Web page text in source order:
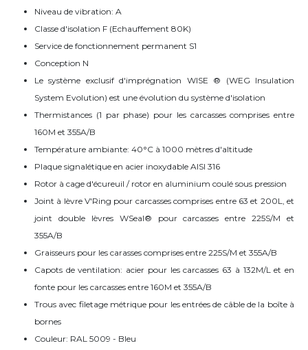
Niveau de vibration: A
Classe d'isolation F (Echauffement 80K)
Service de fonctionnement permanent S1
Conception N
Le système exclusif d'imprégnation WISE ® (WEG Insulation
System Evolution) est une évolution du système d'isolation
Thermistances (1 par phase) pour les carcasses comprises entre
160M et 355A/B
Température ambiante: 40°C à 1000 mètres d'altitude
Plaque signalétique en acier inoxydable AISI 316
Rotor à cage d'écureuil / rotor en aluminium coulé sous pression
Joint à lèvre V'Ring pour carcasses comprises entre 63 et 200L, et
joint double lèvres WSeal® pour carcasses entre 225S/M et
355A/B
Graisseurs pour les carasses comprises entre 225S/M et 355A/B
Capots de ventilation: acier pour les carcasses 63 à 132M/L et en
fonte pour les carcasses entre 160M et 355A/B
Trous avec filetage métrique pour les entrées de câble de la boîte à
bornes
Couleur: RAL 5009 - Bleu